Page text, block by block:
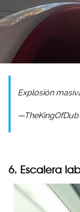
Explosión
—TheKingOfDub
6. Escalera